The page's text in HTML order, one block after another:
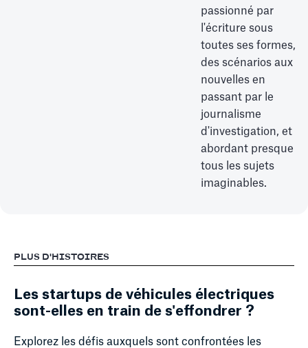
passionné par
l'écriture sous
toutes ses formes,
des scénarios aux
nouvelles en
passant par le
journalisme
d'investigation, et
abordant presque
tous les sujets
imaginables.
PLUS D'HISTOIRES
Les startups de véhicules électriques
sont-elles en train de s'effondrer ?
Explorez les défis auxquels sont confrontées les